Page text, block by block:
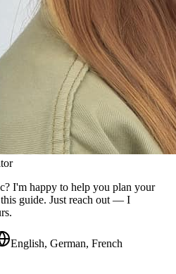
I'm happy to help you plan your
guide. Just reach out — I
English, German, French